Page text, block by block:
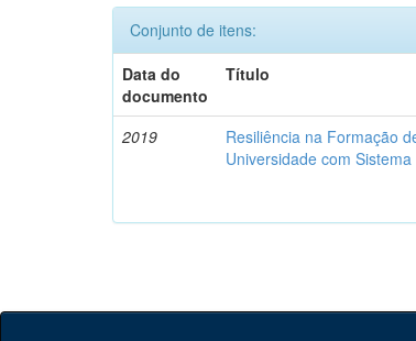
Conjunto de itens:
Data do
documento
Título
2019
Resiliência na Formação
Universidade com